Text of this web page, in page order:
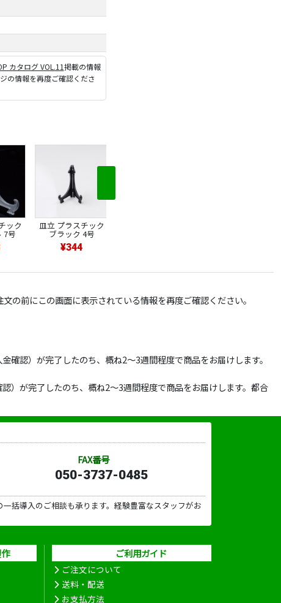
カタログ VOL.11掲載の情報
の情報を再度ご確認くださ
ック
7号
皿立 プラスチック
ブラック 4号
¥344
の前にこの画面に表示されている情報を再度ご確認ください。
認）が完了したのち、概ね2～3週間程度で商品をお届けします。
）が完了したのち、概ね2～3週間程度で商品をお届けします。都合
FAX番号
050-3737-0485
括導入のご相談も承ります。経験豊富なスタッフがお
ご利用ガイド
ご注文について
送料・配送
お支払方法